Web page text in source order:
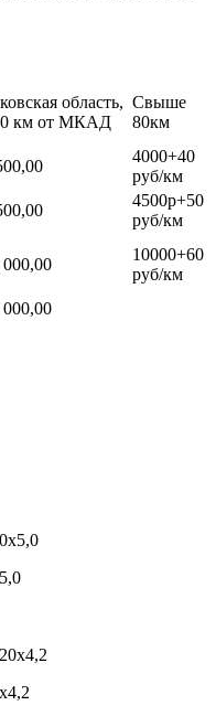
область,
км от МКАД
Свыше
80км
4000+40
руб/км
4500р+50
руб/км
10000+60
руб/км